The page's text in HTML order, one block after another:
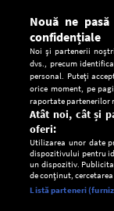
Descarcă
Setări:
Nouă ne
confidențiale
Noi și partenerii
dvs., precum
personal. Puteți
orice moment, pe
raportate partenerilor
Atât noi, cât și
oferi:
Utilizarea unor date
dispozitivului pentru
un dispozitiv.
de conținut,
Listă parteneri